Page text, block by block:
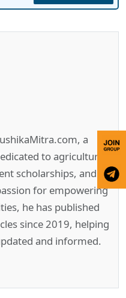
a
to agriculture,
scholarships, and
for empowering
he has published
since 2019, helping
and informed.